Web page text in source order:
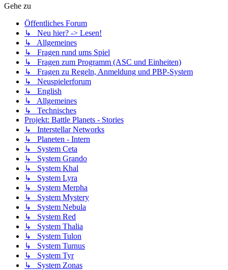
Gehe zu
Öffentliches Forum
↳ Neu hier? -> Lesen!
↳ Allgemeines
↳ Fragen rund ums Spiel
↳ Fragen zum Programm (ASC und Einheiten)
↳ Fragen zu Regeln, Anmeldung und PBP-System
↳ Neuspielerforum
↳ English
↳ Allgemeines
↳ Technisches
Projekt: Battle Planets - Stories
↳ Interstellar Networks
↳ Planeten - Intern
↳ System Ceta
↳ System Grando
↳ System Khal
↳ System Lyra
↳ System Merpha
↳ System Mystery
↳ System Nebula
↳ System Red
↳ System Thalia
↳ System Tulon
↳ System Turnus
↳ System Tyr
↳ System Zonas